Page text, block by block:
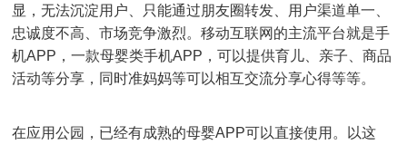
显，无法沉淀用户、只能通过朋友圈转发、用户渠道单一、
忠诚度不高、市场竞争激烈。移动互联网的主流平台就是手
机APP，一款母婴类手机APP，可以提供育儿、亲子、商品
活动等分享，同时准妈妈等可以相互交流分享心得等等。
在应用公园，已经有成熟的母婴APP可以直接使用。以这